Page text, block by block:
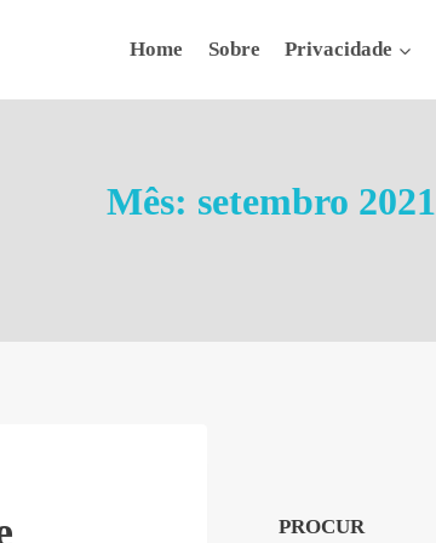
Home Sobre Privacidade
Mês: setembro 2021
PROCUR